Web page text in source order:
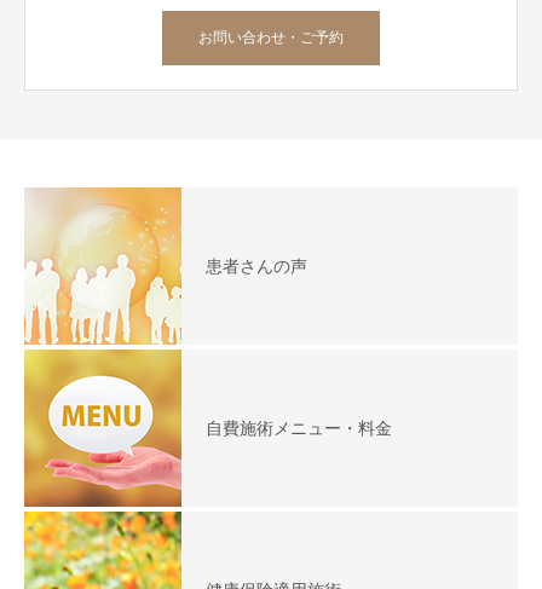
お問い合わせ・ご予約
患者さんの声
自費施術メニュー・料金